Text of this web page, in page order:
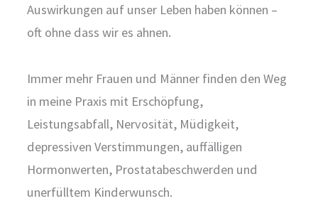
Auswirkungen auf unser Leben haben können –
oft ohne dass wir es ahnen.
Immer mehr Frauen und Männer finden den Weg
in meine Praxis mit Erschöpfung,
Leistungsabfall, Nervosität, Müdigkeit,
depressiven Verstimmungen, auffälligen
Hormonwerten, Prostatabeschwerden und
unerfülltem Kinderwunsch.